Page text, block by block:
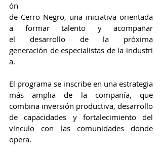
ón
de Cerro Negro, una iniciativa orientada
a formar talento y acompañar
el desarrollo de la próxima
generación de especialistas de la industri
a.
El programa se inscribe en una estrategia
más amplia de la compañía, que
combina inversión productiva, desarrollo
de capacidades y fortalecimiento del
vínculo con las comunidades donde
opera.